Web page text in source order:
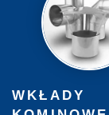
WKŁADY